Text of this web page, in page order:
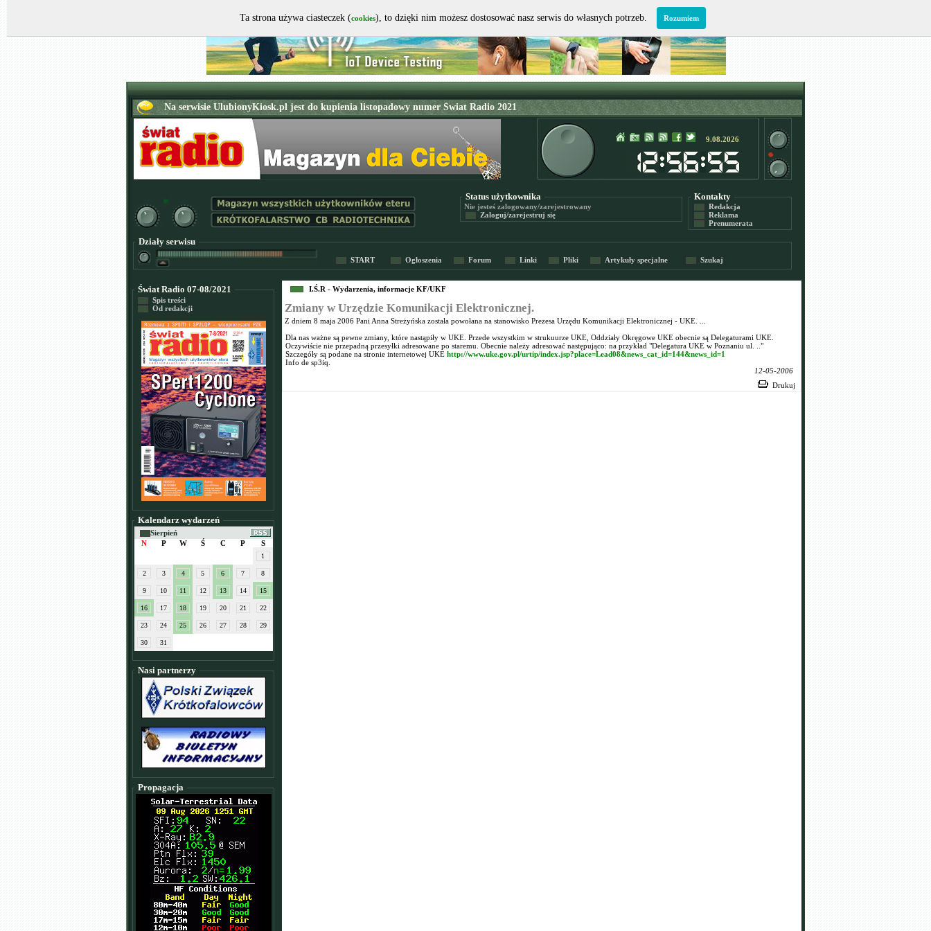
9.08.2026
Status użytkownika
Nie jesteś zalogowany/zarejestrowany
Zaloguj/zarejestruj się
Kontakty
Redakcja
Reklama
Prenumerata
Działy serwisu
START Ogłoszenia Forum Linki Pliki Artykuły specjalne Szukaj
Świat Radio 07-08/2021
Spis treści
Od redakcji
Kalendarz wydarzeń
Sierpień
N
P W Ś C P S
1
2 3 4 5 6 7 8
9 10 11 12 13 14 15
16 17 18 19 20 21 22
23 24 25 26 27 28 29
30 31
Nasi partnerzy
Propagacja
I.Ś.R - Wydarzenia, informacje KF/UKF
Zmiany w Urzędzie Komunikacji Elektronicznej.
Z dniem 8 maja 2006 Pani Anna Streżyńska została powołana na stanowisko Prezesa Urzędu Komunikacji Elektronicznej - UKE. ...
Dla nas ważne są pewne zmiany, które nastąpiły w UKE. Przede wszystkim w strukuurze UKE, Oddziały Okręgowe UKE obecnie są Delegaturami UKE.
Oczywiście nie przepadną przesyłki adresowane po staremu. Obecnie należy adresować następująco: na przykład "Delegatura UKE w Poznaniu ul. .."
Szczegóły są podane na stronie internetowej UKE http://www.uke.gov.pl/urtip/index.jsp?place=Lead08&news_cat_id=144&news_id=1
Info de sp3iq.
12-05-2006
Drukuj
Ta strona używa ciasteczek (cookies), to dzięki nim możesz dostosować nasz serwis do własnych potrzeb. Rozumiem